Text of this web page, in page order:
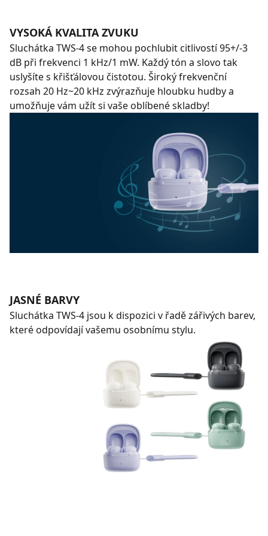
VYSOKÁ KVALITA ZVUKU
Sluchátka TWS-4 se mohou pochlubit citlivostí 95+/-3
dB při frekvenci 1 kHz/1 mW. Každý tón a slovo tak
uslyšíte s křišťálovou čistotou. Široký frekvenční
rozsah 20 Hz~20 kHz zvýrazňuje hloubku hudby a
umožňuje vám užít si vaše oblíbené skladby!
JASNÉ BARVY
Sluchátka TWS-4 jsou k dispozici v řadě zářivých barev,
které odpovídají vašemu osobnímu stylu.